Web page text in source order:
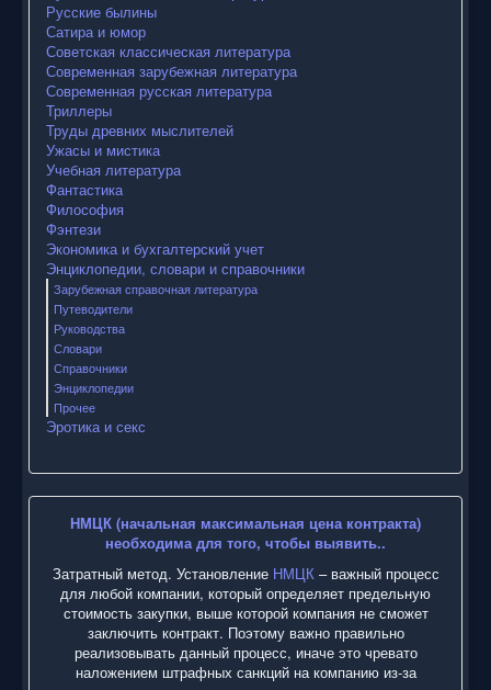
Русские былины
Сатира и юмор
Советская классическая литература
Современная зарубежная литература
Современная русская литература
Триллеры
Труды древних мыслителей
Ужасы и мистика
Учебная литература
Фантастика
Философия
Фэнтези
Экономика и бухгалтерский учет
Энциклопедии, словари и справочники
Зарубежная справочная литература
Путеводители
Руководства
Словари
Справочники
Энциклопедии
Прочее
Эротика и секс
НМЦК (начальная максимальная цена контракта)
необходима для того, чтобы выявить..
Затратный метод. Установление НМЦК– важный процесс
для любой компании, который определяет предельную
стоимость закупки, выше которой компания не сможет
заключить контракт. Поэтому важно правильно
реализовывать данный процесс, иначе это чревато
наложением штрафных санкций на компанию из-за